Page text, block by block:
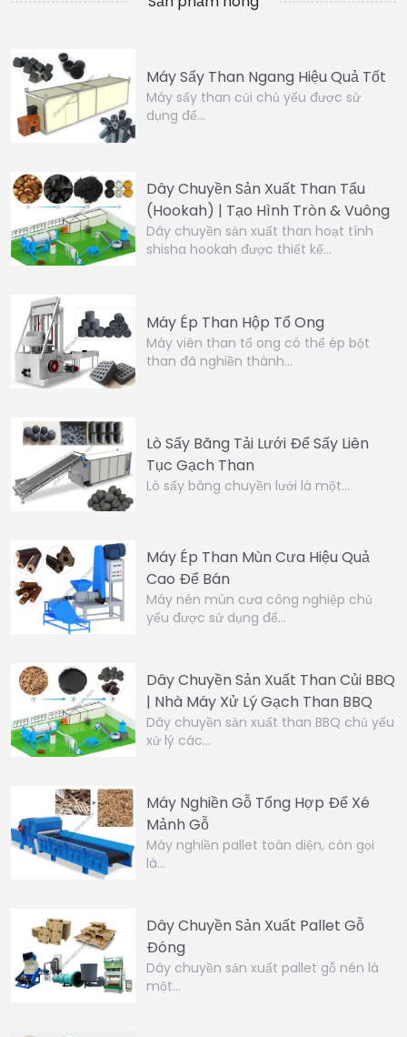
Máy Sấy Than Ngang Hiệu Quả Tốt
Máy sấy than củi chủ yếu được sử
dụng để…
Dây Chuyền Sản Xuất Than Tẩu
(Hookah) | Tạo Hình Tròn & Vuông
Dây chuyền sản xuất than hoạt tính
shisha hookah được thiết kế…
Máy Ép Than Hộp Tổ Ong
Máy viên than tổ ong có thể ép bột
than đã nghiền thành…
Lò Sấy Băng Tải Lưới Để Sấy Liên
Tục Gạch Than
Lò sấy băng chuyền lưới là một…
Máy Ép Than Mùn Cưa Hiệu Quả
Cao Để Bán
Máy nén mùn cưa công nghiệp chủ
yếu được sử dụng để…
Dây Chuyền Sản Xuất Than Củi BBQ
| Nhà Máy Xử Lý Gạch Than BBQ
Dây chuyền sản xuất than BBQ chủ yếu
xử lý các…
Máy Nghiền Gỗ Tổng Hợp Để Xé
Mảnh Gỗ
Máy nghiền pallet toàn diện, còn gọi
là…
Dây Chuyền Sản Xuất Pallet Gỗ
Đóng
Dây chuyền sản xuất pallet gỗ nén là
một…